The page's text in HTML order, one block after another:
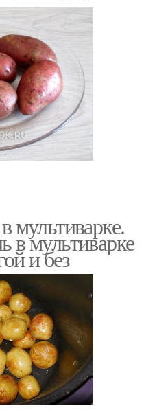
мультиварке.
в мультиварке
и без